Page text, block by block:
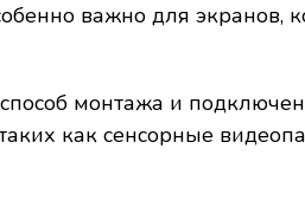
важно для экранов,
монтажа и
как сенсорные